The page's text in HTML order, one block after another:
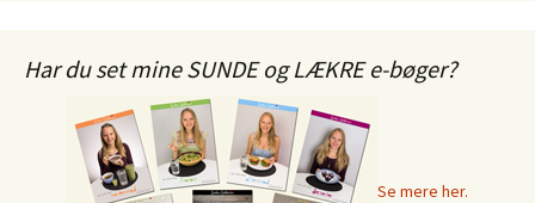
Har du set mine SUNDE og LÆKRE e-bøger?
Se mere her.